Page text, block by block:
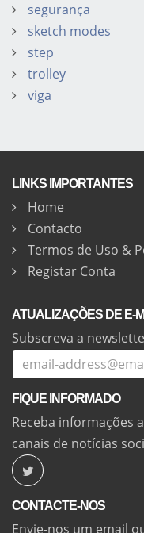
segurança
sketch modes
step
trolley
viga
LINKS IMPORTANTES
Home
Contacto
Termos de Uso &
Registar Conta
ATUALIZAÇÕES DE E-
Subscreva a
FIQUE INFORMADO
Receba informações
canais de notícias
CONTACTE-NOS
Envie-nos um email